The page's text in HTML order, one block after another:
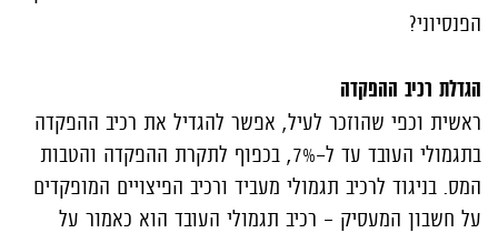
הפנסיוני?
הגדלת רכיב ההפקדה
ראשית וכפי שהוזכר לעיל, אפשר להגדיל את רכיב ההפקדה
בתגמולי העובד עד ל-7%, בכפוף לתקרת ההפקדה והטבות
המס. בניגוד לרכיב תגמולי מעביד ורכיב הפיצויים המופקדים
על חשבון המעסיק – רכיב תגמולי העובד הוא כאמור על